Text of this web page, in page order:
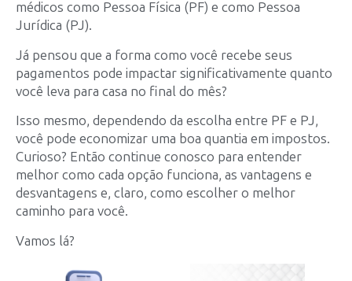
médicos como Pessoa Física (PF) e como Pessoa
Jurídica (PJ).
Já pensou que a forma como você recebe seus
pagamentos pode impactar significativamente quanto
você leva para casa no final do mês?
Isso mesmo, dependendo da escolha entre PF e PJ,
você pode economizar uma boa quantia em impostos.
Curioso? Então continue conosco para entender
melhor como cada opção funciona, as vantagens e
desvantagens e, claro, como escolher o melhor
caminho para você.
Vamos lá?